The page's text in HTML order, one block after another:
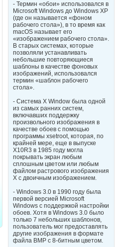
- Термин «обои» использовался в
Microsoft Windows до Windows XP
(где он называется «фоном
рабочего стола»), в то время как
macOS называет его
«изображением рабочего стола».
В старых системах, которые
позволяли устанавливать
небольшие повторяющиеся
шаблоны в качестве фоновых
изображений, использовался
термин «шаблон рабочего
стола».
- Система X Window была одной
из самых ранних систем,
включавших поддержку
произвольного изображения в
качестве обоев с помощью
программы xsetroot, которая, по
крайней мере, еще в выпуске
X10R3 в 1985 году могла
покрывать экран любым
сплошным цветом или любым
файлом растрового изображения
X с двоичным изображением.
- Windows 3.0 в 1990 году была
первой версией Microsoft
Windows с поддержкой настройки
обоев. Хотя в Windows 3.0 было
только 7 небольших шаблонов,
пользователь мог предоставлять
другие изображения в формате
файла BMP с 8-битным цветом.